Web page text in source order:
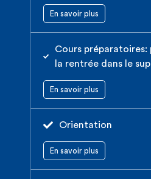
En savoir plus
Cours préparatoires:
la rentrée dans le
En savoir plus
Orientation
En savoir plus